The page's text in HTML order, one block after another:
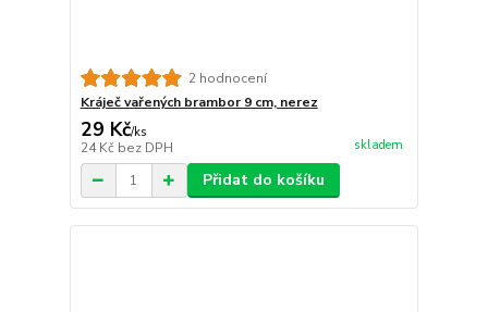
2 hodnocení
Kráječ vařených brambor 9 cm, nerez
29 Kč/ks
24 Kč bez DPH skladem
Přidat do košíku